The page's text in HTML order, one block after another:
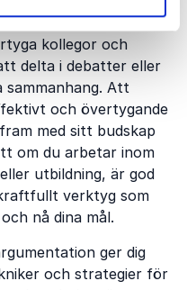
sträcker sig över alla
kollegor och
delta i debatter eller
sammanhang. Att
och övertygande
med sitt budskap
om du arbetar inom
utbildning, är god
verktyg som
nå dina mål.
ger dig
och strategier för